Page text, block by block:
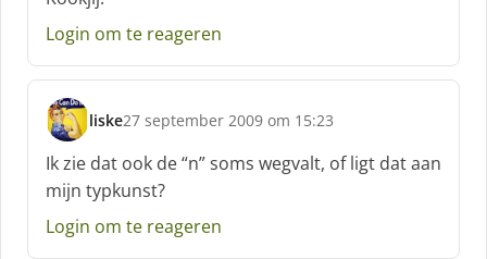
e
:
Login om te reageren
liske
s
c
h
r
e
27 september 2009 om 15:23
Ik zie dat ook de “n” soms wegvalt, of ligt dat aan
mijn typkunst?
Login om te reageren